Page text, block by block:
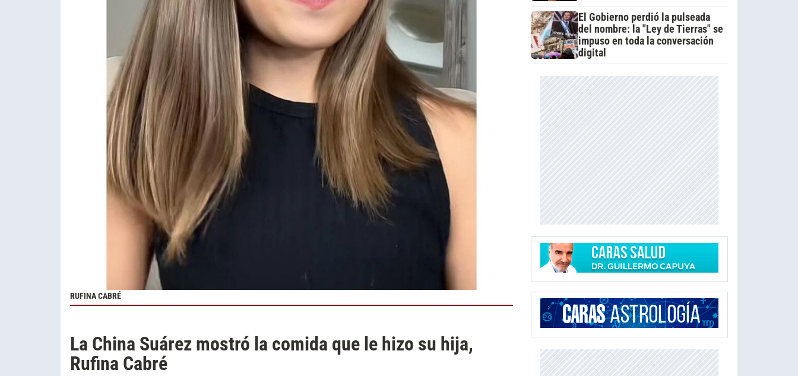
RUFINA CABRÉ
La China Suárez mostró la comida que le hizo su hija,
Rufina Cabré
El Gobierno perdió la pulseada
del nombre: la "Ley de Tierras" se
impuso en toda la conversación
digital